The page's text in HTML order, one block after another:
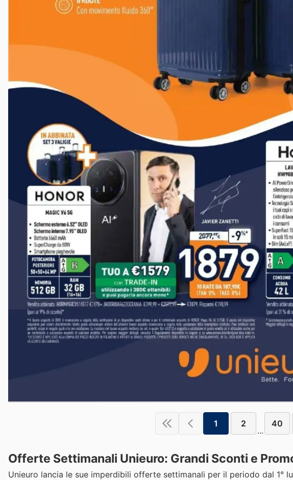
1 2
...
40
Offerte Settimanali Unieuro: Grandi Sconti e
Unieuro lancia le sue imperdibili offerte settimanali per il periodo dal 1°